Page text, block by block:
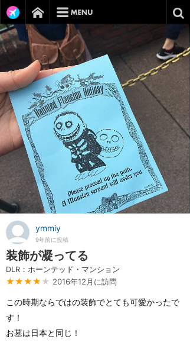
ymmiy
9年前に投稿
装飾が凝ってる
DLR：ホーンテッド・マンション
★★★★ ★ 2016年12月に訪問
この時期ならではの装飾でとても可愛かったで
す！
お墓は日本と同じ！